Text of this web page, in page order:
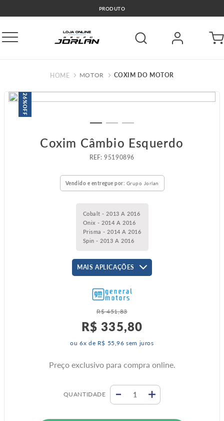
PRODUTO
MOTOR COXIM DO MOTOR
26%
OFF
Coxim Câmbio Esquerdo
:95190896
Vendido e entregue por: Grupo Jorlan
Cobalt - 2013 A 2016
Onix - 2014 A 2016
Prisma - 2014 A 2016
Spin - 2013 A 2016
MAIS APLICAÇÕES
R$ 451,83
R$ 335,80
ou6x de R$ 55 ,96 sem juros
Preço exclusivo para compra online.
QUANTIDADE